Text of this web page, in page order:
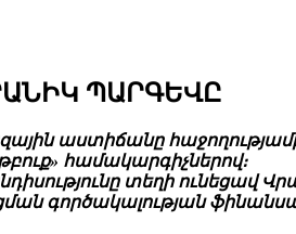
ՊԱՐԳԵՎԸ
աստիճանը
համակարգիչներով։
տեղի ունեցավ
գործակալության